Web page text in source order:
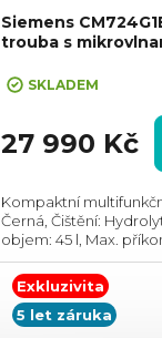
Siemens
trouba s
SKLADEM
27 990 Kč
Kompaktní
Černá, Čištění:
objem: 45 l, Max.
Rozměry
Asistované vaření,
230°C, Počet...
Exkluzivita
5 let záruka